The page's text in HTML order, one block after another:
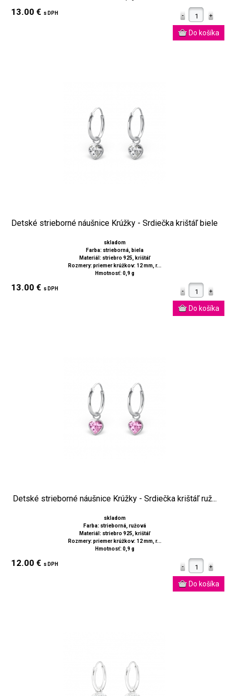
13.00 € s DPH
Detské strieborné náušnice Krúžky - Srdiečka krištáľ biele
skladom
Farba: strieborná, biela
Materiál: striebro 925, krištáľ
Rozmery: priemer krúžkov: 12 mm, r...
Hmotnosť: 0,9 g
13.00 € s DPH
Detské strieborné náušnice Krúžky - Srdiečka krištáľ ruž...
skladom
Farba: strieborná, ružová
Materiál: striebro 925, krištáľ
Rozmery: priemer krúžkov: 12 mm, r...
Hmotnosť: 0,9 g
12.00 € s DPH